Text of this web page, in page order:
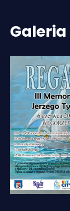
Galeria